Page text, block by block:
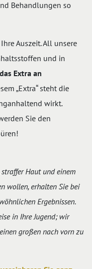
Behandlungen so
Auszeit. All unsere
und in
das Extra an
„Extra“ steht die
wirkt.
Sie den
Haut und einem
wollen, erhalten Sie bei
Ergebnissen.
in Ihre Jugend; wir
großen nach vorn zu